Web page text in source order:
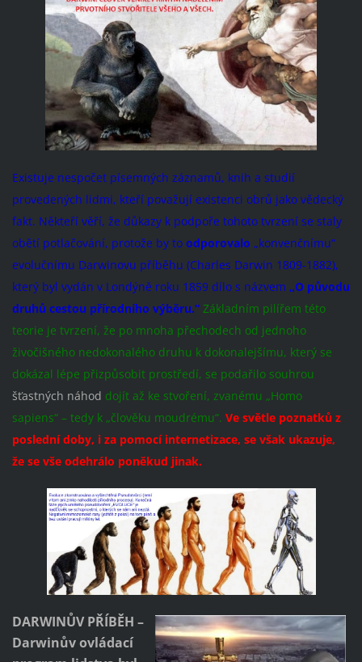
Existuje nespočet písemných záznamů, knih a studií
provedených lidmi, kteří považují existenci obrů jako vědecký
fakt. Někteří věří, že důkazy k podpoře tohoto tvrzení se staly
obětí potlačování, protože by to odporovalo „konvenčnímu“
evolučnímu Darwinovu příběhu (Charles Darwin 1809-1882),
který byl vydán v Londýně roku 1859 dílo s názvem „O původu
druhů cestou přírodního výběru.“Základním pilířem této
teorie je tvrzení, že po mnoha přechodech od jednoho
živočišného nedokonalého druhu k dokonalejšímu, který se
dokázal lépe přizpůsobit prostředí, se podařilo souhrou
šťastných náhod dojít až ke stvoření, zvanému „Homo
sapiens“ – tedy k „člověku moudrému“. Ve světle poznatků z
poslední doby, i za pomocí internetizace, se však ukazuje,
že se vše odehrálo poněkud jinak.
DARWINŮV PŘÍBĚH –
Darwinův ovládací